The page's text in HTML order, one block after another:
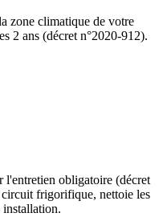
zone climatique de votre
2 ans (décret n°2020-912).
l'entretien obligatoire (décret
frigorifique, nettoie les